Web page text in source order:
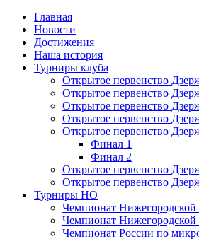
Главная
Новости
Достижения
Наша история
Турниры клуба
Открытое первенство
Открытое первенство
Открытое первенство
Открытое первенство
Открытое первенство
Финал 1
Финал 2
Открытое первенство
Открытое первенство
Турниры НО
Чемпионат Нижегородской
Чемпионат Нижегородской
Чемпионат России по